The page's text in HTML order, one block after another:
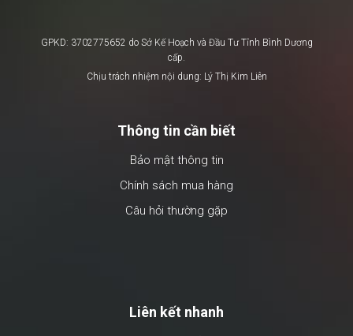
GPKD: 3702775652 do Sở Kế Hoạch và Đầu Tư Tỉnh Bình Dương
cấp.
Chịu trách nhiệm nội dung: Lý Thị Kim Liên
Thông tin cần biết
Bảo mật thông tin
Chính sách mua hàng
Câu hỏi thường gặp
Liên kết nhanh